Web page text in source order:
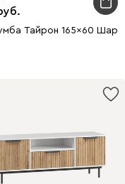
Тайрон 165x60 Шарм